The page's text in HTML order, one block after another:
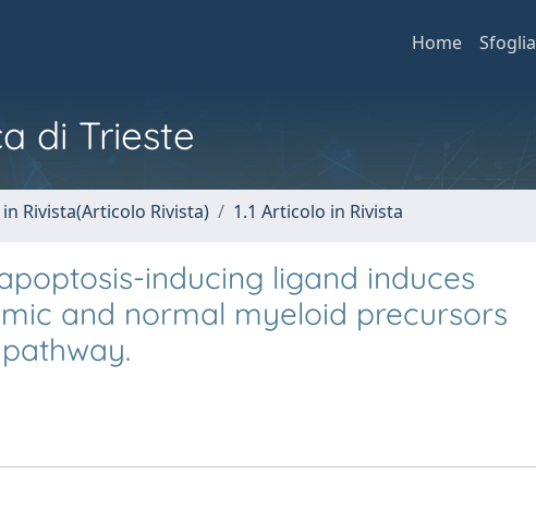
Home Sfoglia
di Trieste
Rivista(Articolo Rivista) 1.1 Articolo in Rivista
inducing ligand induces
and normal myeloid precursors